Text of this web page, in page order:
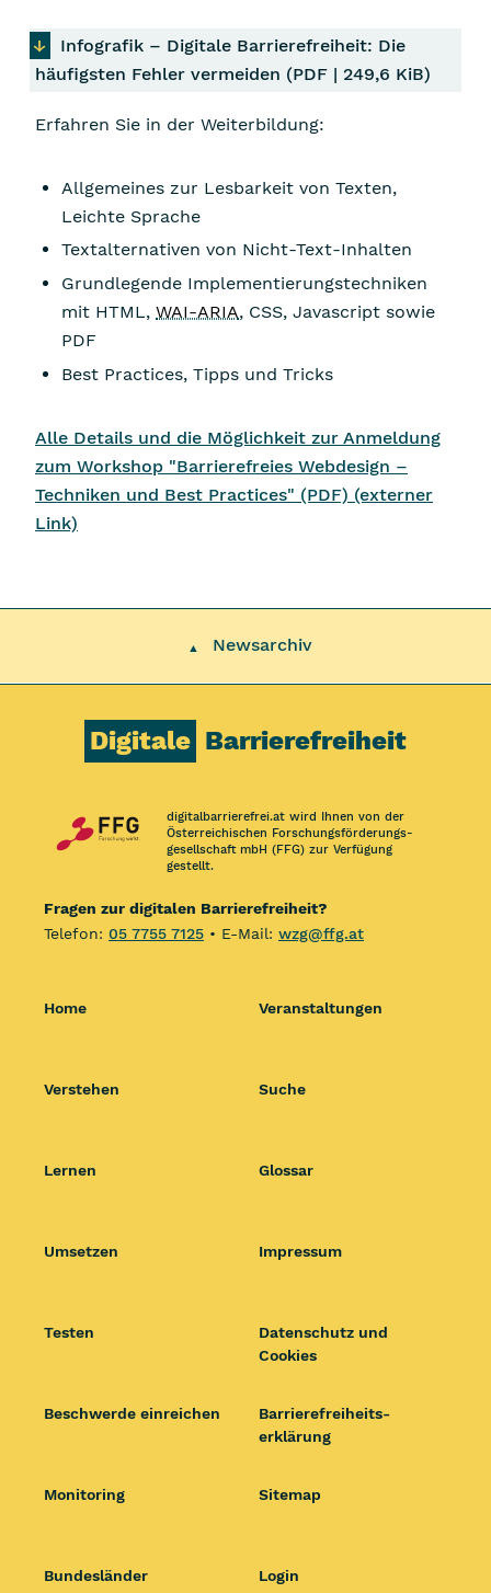
Infografik – Digitale Barrierefreiheit: Die
häufigsten Fehler vermeiden (PDF | 249,6 KiB)
Erfahren Sie in der Weiterbildung:
Allgemeines zur Lesbarkeit von Texten,
Leichte Sprache
Textalternativen von Nicht-Text-Inhalten
Grundlegende Implementierungstechniken
mit HTML, WAI-ARIA, CSS, Javascript sowie
PDF
Best Practices, Tipps und Tricks
Alle Details und die Möglichkeit zur Anmeldung
zum Workshop "Barrierefreies Webdesign –
Techniken und Best Practices" (PDF) (externer
Link)
▲ Newsarchiv
Digitale Barrierefreiheit
digitalbarrierefrei.at wird Ihnen von der
Österreichischen Forschungs­förderungs­
gesellschaft mbH (FFG) zur Verfügung
gestellt.
Fragen zur digitalen Barrierefreiheit?
Telefon: 05 7755 7125 • E-Mail: wzg@ffg.at
Home
Verstehen
Lernen
Umsetzen
Testen
Beschwerde einreichen
Monitoring
Bundesländer
Veranstaltungen
Suche
Glossar
Impressum
Datenschutz und
Cookies
Barrierefrei­heits­
erklärung
Sitemap
Login